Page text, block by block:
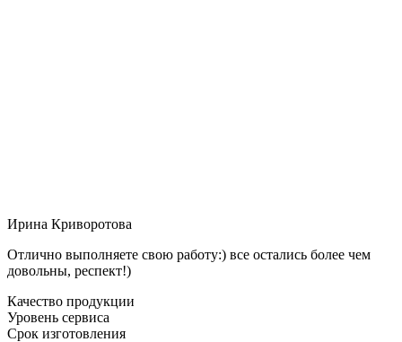
Ирина Криворотова
Отлично выполняете свою работу:) все остались более чем
довольны, респект!)
Качество продукции
Уровень сервиса
Срок изготовления